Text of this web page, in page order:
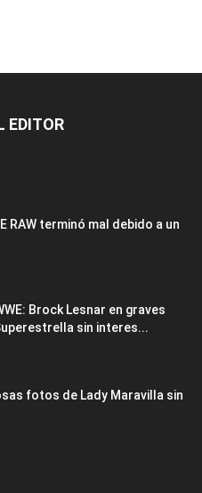
EDITOR
RAW terminó mal debido a un
Brock Lesnar en graves
sin interes...
fotos de Lady Maravilla sin